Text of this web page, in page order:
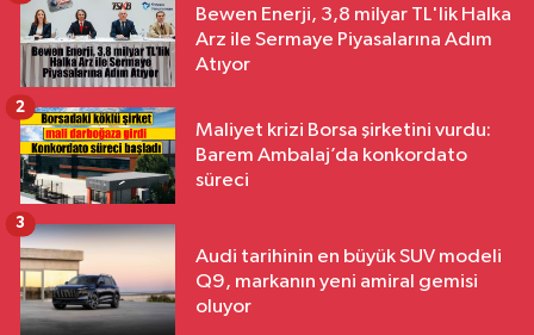
Bewen Enerji, 3,8 milyar TL'lik Halka
Arz ile Sermaye Piyasalarına Adım
Atıyor
Maliyet krizi Borsa şirketini vurdu:
Barem Ambalaj’da konkordato
süreci
2
Audi tarihinin en büyük SUV modeli
Q9, markanın yeni amiral gemisi
oluyor
3